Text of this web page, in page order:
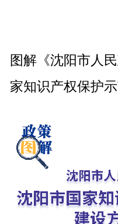
图解《沈阳市人
家知识产权保护